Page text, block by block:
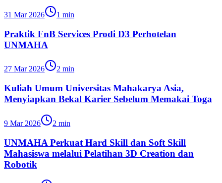
31 Mar 2026 1 min
Praktik FnB Services Prodi D3 Perhotelan
UNMAHA
27 Mar 2026 2 min
Kuliah Umum Universitas Mahakarya Asia,
Menyiapkan Bekal Karier Sebelum Memakai Toga
9 Mar 2026 2 min
UNMAHA Perkuat Hard Skill dan Soft Skill
Mahasiswa melalui Pelatihan 3D Creation dan
Robotik